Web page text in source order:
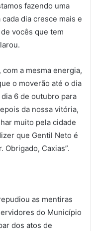
fazendo uma
dia cresce mais e
vocês que tem
a mesma energia,
o moverão até o dia
6 de outubro para
da nossa vitória,
muito pela cidade
que Gentil Neto é
Caxias”.
as mentiras
do Município
dos atos de